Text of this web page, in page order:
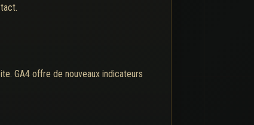
GA4 offre de nouveaux indicateurs